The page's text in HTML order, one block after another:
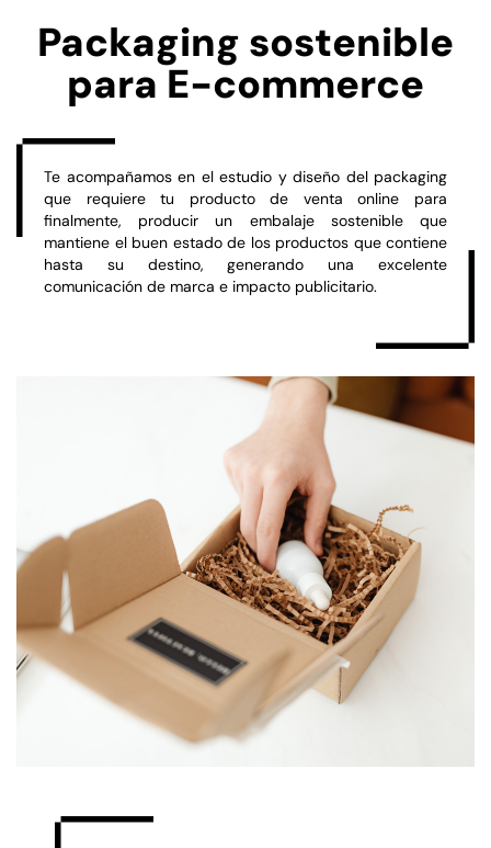
Packaging sostenible
para E-commerce
Te acompañamos en el estudio y diseño del packaging
que requiere tu producto de venta online para
finalmente, producir un embalaje sostenible que
mantiene el buen estado de los productos que contiene
hasta su destino, generando una excelente
comunicación de marca e impacto publicitario.